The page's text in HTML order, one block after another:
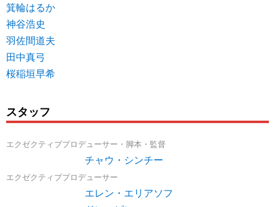
箕輪はるか
神谷浩史
羽佐間道夫
田中真弓
桜稲垣早希
スタッフ
エクゼクティブプロデューサー・脚本・監督
チャウ・シンチー
エクゼクティブプロデューサー
エレン・エリアソフ